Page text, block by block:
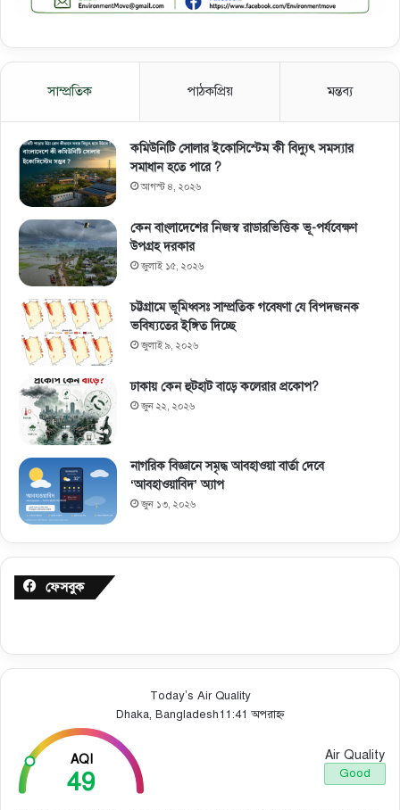
সাম্প্রতিক পাঠকপ্রিয় মন্তব্য
কমিউনিটি সোলার ইকোসিস্টেম কী বিদ্যুৎ সমস্যার
সমাধান হতে পারে ?
আগস্ট ৪, ২০২৬
কেন বাংলাদেশের নিজস্ব রাডারভিত্তিক ভূ-পর্যবেক্ষণ
উপগ্রহ দরকার
জুলাই ১৫, ২০২৬
চট্টগ্রামে ভূমিধ্বসঃ সাম্প্রতিক গবেষণা যে বিপদজনক
ভবিষ্যতের ইঙ্গিত দিচ্ছে
জুলাই ৯, ২০২৬
ঢাকায় কেন হুটহাট বাড়ে কলেরার প্রকোপ?
জুন ২২, ২০২৬
নাগরিক বিজ্ঞানে সমৃদ্ধ আবহাওয়া বার্তা দেবে
‘আবহাওয়াবিদ’ অ্যাপ
জুন ১৩, ২০২৬
ফেসবুক
Today’s Air Quality
Dhaka, Bangladesh11:41 অপরাহ্ন
AQI
49
Air Quality
Good